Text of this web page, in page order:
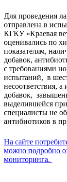
Для проведения
отправлена в
КГКУ «Краевая
оценивались по
показателям,
добавок,
с требованиями
испытаний, в
несоответствия,
добавок,
выделившейся
специалисты не
антибиотиков в
На сайте
можно подробно
мониторинга.